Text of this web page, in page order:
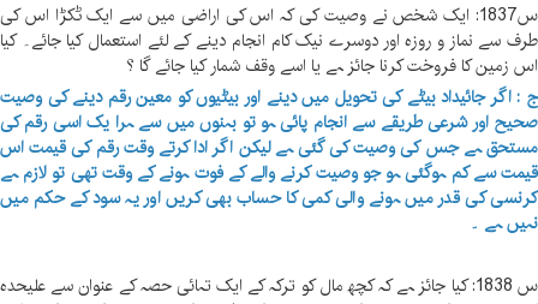
س1837: ایک شخص نے وصیت کی کہ اس کی اراضی میں سے ایک ٹکڑا اس کی
طرف سے نماز و روزہ اور دوسرے نیک کام انجام دینے کے لئے استعمال کیا جائے۔ کیا
اس زمین کا فروخت کرنا جائز ہے یا اسے وقف شمار کیا جائے گا ؟
ج : اگر جائیداد بیٹے کی تحویل میں دینے اور بیٹیوں کو معین رقم دینے کی وصیت
صحیح اور شرعی طریقے سے انجام پائی ہو تو بہنوں میں سے ہرا یک اسی رقم کی
مستحق ہے جس کی وصیت کی گئی ہے لیکن اگر ادا کرتے وقت رقم کی قیمت اس
قیمت سے کم ہوگئی ہو جو وصیت کرنے والے کے فوت ہونے کے وقت تھی تو لازم ہے
کرنسی کی قدر میں ہونے والی کمی کا حساب بھی کریں اور یہ سود کے حکم میں
نہیں ہے ۔
س 1838: کیا جائز ہے کہ کچھ مال کو ترکہ کے ایک تہائی حصہ کے عنوان سے علیحدہ